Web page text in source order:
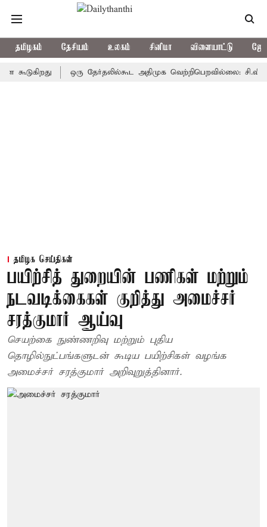
தமிழகம் தேசியம் உலகம் சினிமா விளையாட்டு
ஒரு தேர்தலில்கூட அதிமுக வெற்றிபெறவில்லை:
தமிழக செய்திகள்
பயிற்சித் துறையின் பணிகள் மற்றும்
நடவடிக்கைகள் குறித்து அமைச்சர்
சரத்குமார் ஆய்வு
செயற்கை நுண்ணறிவு மற்றும் புதிய
தொழில்நுட்பங்களுடன் கூடிய பயிற்சிகள் வழங்க
அமைச்சர் சரத்குமார் அறிவுறுத்தினார்.